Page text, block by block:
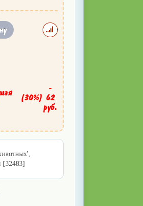
(30%)
-
62
руб.
[32483]